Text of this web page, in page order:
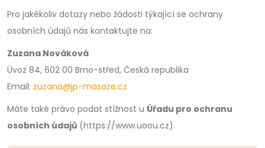
Pro jakékoliv dotazy nebo žádosti týkající se ochrany
osobních údajů nás kontaktujte na:
Zuzana Nováková
Úvoz 84, 602 00 Brno-střed, Česká republika
Email: zuzana@jp-masaze.cz
Máte také právo podat stížnost u Úřadu pro ochranu
osobních údajů (https://www.uoou.cz).